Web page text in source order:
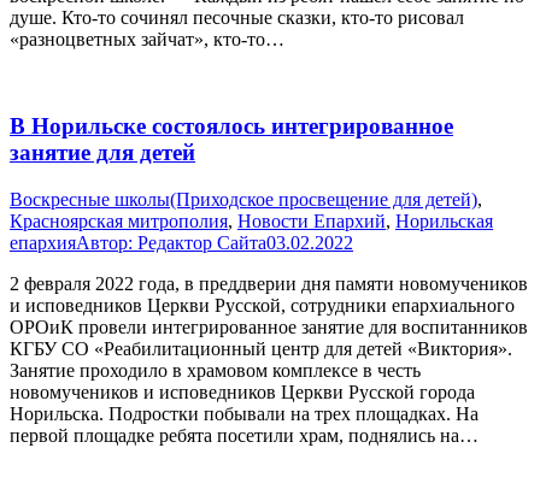
душе. Кто-то сочинял песочные сказки, кто-то рисовал
«разноцветных зайчат», кто-то…
В Норильске состоялось интегрированное
занятие для детей
Воскресные школы(Приходское просвещение для детей),
Красноярская митрополия, Новости Епархий, Норильская
епархияАвтор: Редактор Сайта03.02.2022
2 февраля 2022 года, в преддверии дня памяти новомучеников
и исповедников Церкви Русской, сотрудники епархиального
ОРОиК провели интегрированное занятие для воспитанников
КГБУ СО «Реабилитационный центр для детей «Виктория».
Занятие проходило в храмовом комплексе в честь
новомучеников и исповедников Церкви Русской города
Норильска. Подростки побывали на трех площадках. На
первой площадке ребята посетили храм, поднялись на…